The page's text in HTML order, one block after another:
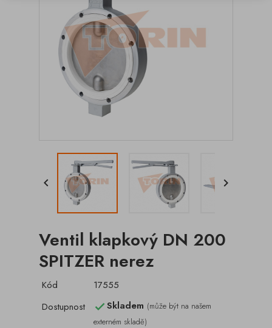
 
Ventil klapkový DN 200
SPITZER nerez
Kód
17555
Dostupnost
Skladem (může být na našem
externém skladě)